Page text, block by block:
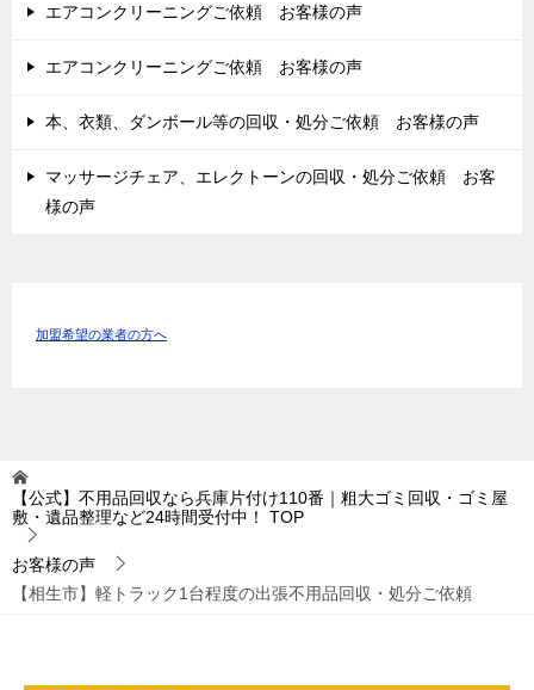
エアコンクリーニングご依頼 お客様の声
エアコンクリーニングご依頼 お客様の声
本、衣類、ダンボール等の回収・処分ご依頼 お客様の声
マッサージチェア、エレクトーンの回収・処分ご依頼 お客
様の声
加盟希望の業者の方へ
【公式】不用品回収なら兵庫片付け110番｜粗大ゴミ回収・ゴミ屋
敷・遺品整理など24時間受付中！
TOP
お客様の声
【相生市】軽トラック1台程度の出張不用品回収・処分ご依頼